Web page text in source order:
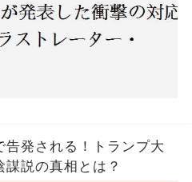
発される！トランプ大
説の真相とは？